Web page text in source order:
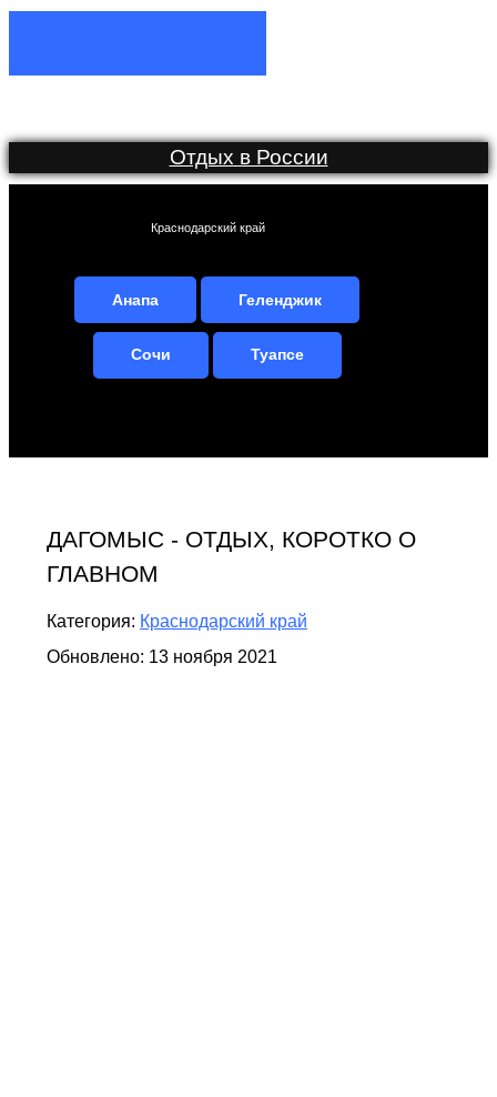
Отдых в России
Краснодарский край
Анапа Геленджик
Сочи Туапсе
ДАГОМЫС - ОТДЫХ, КОРОТКО О
ГЛАВНОМ
Категория: Краснодарский край
Обновлено: 13 ноября 2021